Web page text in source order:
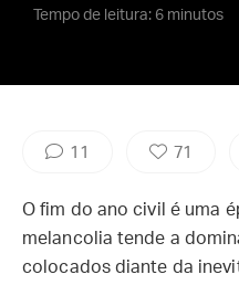
Tempo de leitura: 6 minutos
11 71
O fim do ano civil é uma
melancolia tende a
colocados diante da